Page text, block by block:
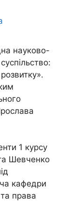
науково-
1 курсу
Шевченко
кафедри
права